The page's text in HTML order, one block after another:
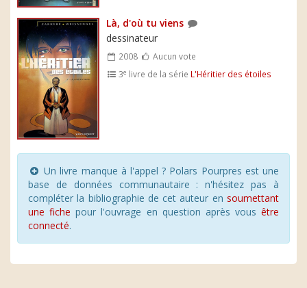
Là, d'où tu viens
dessinateur
2008
Aucun vote
3e livre de la série L'Héritier des étoiles
Un livre manque à l'appel ? Polars Pourpres est une
base de données communautaire : n'hésitez pas à
compléter la bibliographie de cet auteur en soumettant
une fiche pour l'ouvrage en question après vous être
connecté.